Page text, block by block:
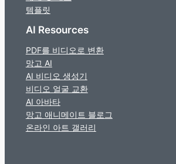
템플릿
AI Resources
PDF를 비디오로 변환
망고 AI
AI 비디오 생성기
비디오 얼굴 교환
AI 아바타
망고 애니메이트 블로그
온라인 아트 갤러리